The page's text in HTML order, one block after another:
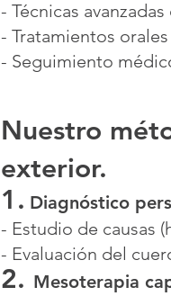
- Técnicas
- Tratamientos
- Seguimiento
Nuestro
exterior.
1. Diagnóstico
- Estudio de causas
- Evaluación del
2. Mesoterapia